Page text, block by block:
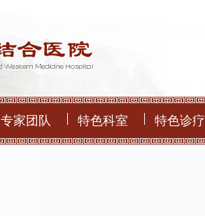
专家团队 特色科室 特色诊疗